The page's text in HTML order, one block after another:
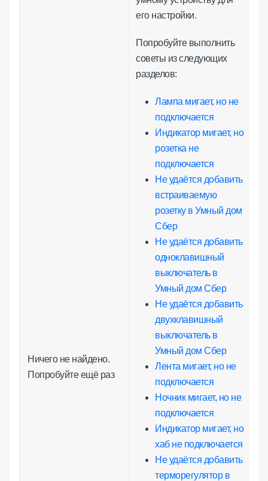
Ничего не найдено.
Попробуйте ещё раз
его настройки.
Попробуйте выполнить
советы из следующих
разделов:
Лампа мигает, но не
подключается
Индикатор мигает, но
розетка не
подключается
Не удаётся добавить
встраиваемую
розетку в Умный дом
Сбер
Не удаётся добавить
одноклавишный
выключатель в
Умный дом Сбер
Не удаётся добавить
двухклавишный
выключатель в
Умный дом Сбер
Лента мигает, но не
подключается
Ночник мигает, но не
подключается
Индикатор мигает, но
хаб не подключается
Не удаётся добавить
терморегулятор в